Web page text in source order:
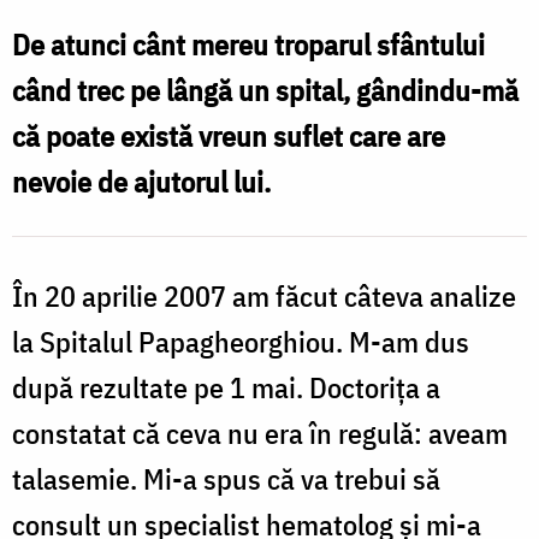
lucrurile
Tale,
Doamne!
De atunci cânt mereu troparul sfântului
când trec pe lângă un spital, gândindu-mă
că poate există vreun suflet care are
nevoie de ajutorul lui.
În 20 aprilie 2007 am făcut câteva analize
la Spitalul Papagheorghiou. M-am dus
după rezultate pe 1 mai. Doctoriţa a
constatat că ceva nu era în regulă: aveam
talasemie. Mi-a spus că va trebui să
consult un specialist hematolog şi mi-a